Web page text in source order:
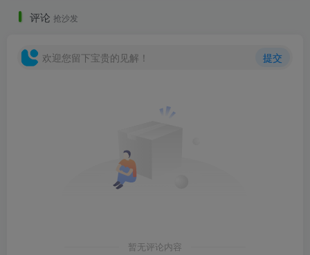
评论 抢沙发
欢迎您留下宝贵的见解！ 提交
暂无评论内容